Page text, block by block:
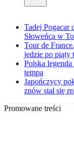
Tadej Pogacar
Słoweńca w
Tour de
jedzie po piąty
Polska
tempa
Japończycy
znów stał się
Promowane treści